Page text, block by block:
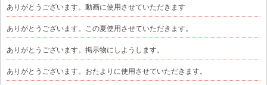
ありがとうございます。動画に使用させていただきます
ありがとうございます。この夏使用させていただきます。
ありがとうございます。掲示物にしようします。
ありがとうございます。おたよりに使用させていただきます。